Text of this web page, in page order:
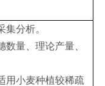
集分析。
量、理论产量、
用小麦种植较稀疏